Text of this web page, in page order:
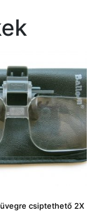
csiptethető 2X